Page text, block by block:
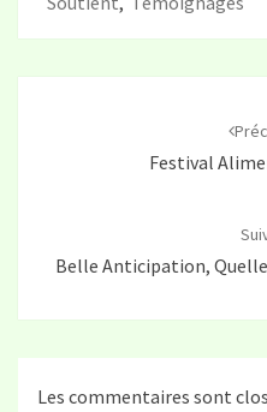
Festival
Belle Anticipation,
Les commentaires sont